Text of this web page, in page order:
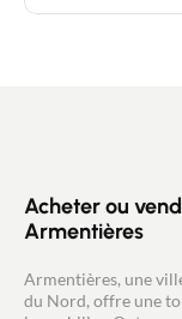
vitrage,
écoles et
Nouvelle
Acheter ou
Armentières
Armentières, une
du Nord, offre une